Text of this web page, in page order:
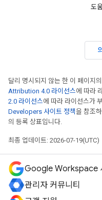
도
달리 명시되지 않는 한 이 페이지
Attribution 4.0 라이선스에 따라
2.0 라이선스에 따라 라이선스가
Developers 사이트 정책을 참조
의 등록 상표입니다.
최종 업데이트: 2026-07-19(UTC)
Google Workspace
관리자 커뮤니티